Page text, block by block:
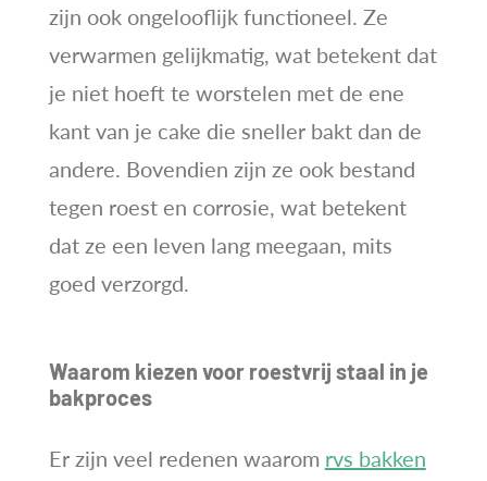
zijn ook ongelooflijk functioneel. Ze
verwarmen gelijkmatig, wat betekent dat
je niet hoeft te worstelen met de ene
kant van je cake die sneller bakt dan de
andere. Bovendien zijn ze ook bestand
tegen roest en corrosie, wat betekent
dat ze een leven lang meegaan, mits
goed verzorgd.
Waarom kiezen voor roestvrij staal in je
bakproces
Er zijn veel redenen waarom rvs bakken